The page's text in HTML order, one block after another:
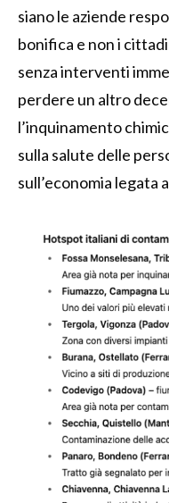
siano le aziende
bonifica e non i
senza interventi
perdere un altro
l’inquinamento
sulla salute delle
sull’economia legata